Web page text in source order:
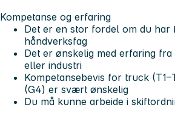
Kompetanse og erfaring
Det er en stor fordel om du har
håndverksfag
Det er ønskelig med erfaring
eller industri
Kompetansebevis for truck
(G4) er svært ønskelig
Du må kunne arbeide i